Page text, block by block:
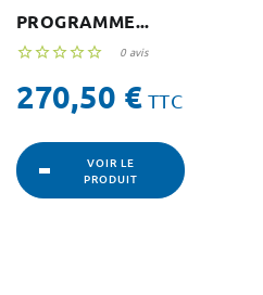
PROGRAMME...
 0 avis
270,50 € TTC
VOIR LE
PRODUIT